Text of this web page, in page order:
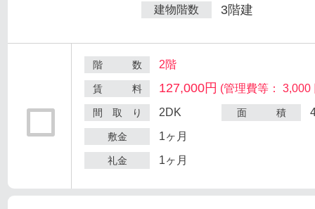
建物階数 3階建
階 数 2階
賃 料 127,000円 (管理費等： 3,000
間 取 り 2DK 面 積
敷金 1ヶ月
礼金 1ヶ月